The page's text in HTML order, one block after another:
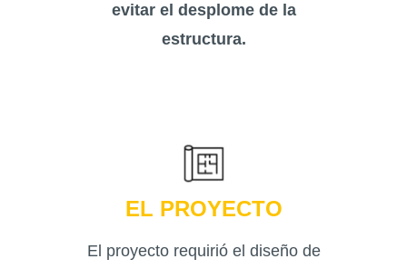
evitar el desplome de la
estructura.
EL PROYECTO
El proyecto requirió el diseño de